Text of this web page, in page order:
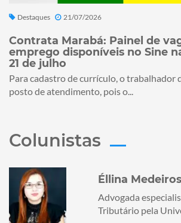
Destaques 21/07/2026
Contrata Marabá: Painel de
emprego disponíveis no Sine
21 de julho
Para cadastro de currículo, o trabalhador
posto de atendimento, pois o...
Colunistas
Éllina Medeiros
Advogada
Tributário pela